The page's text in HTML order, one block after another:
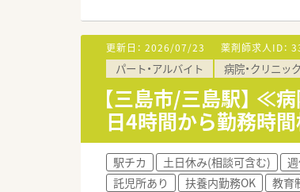
更新日： 2026/07/23 薬剤師求人ID：
パート・アルバイト 病院・クリニック
【三島市/三島駅】
日4時間から勤務時
駅チカ 土日休み(相談可含む)
託児所あり
扶養内勤務OK 教育